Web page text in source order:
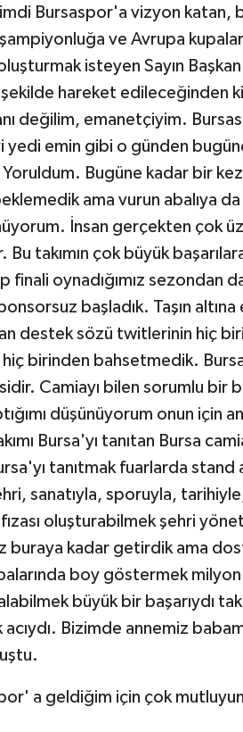
Bursaspor'a vizyon katan,
ve Avrupa
isteyen Sayın
hareket edileceğinden
değilim, emanetçiyim.
emin gibi o günden
Yoruldum. Bugüne kadar bir
ama vurun abalıya da
İnsan gerçekten çok
Bu takımın çok büyük
finali oynadığımız sezondan
başladık. Taşın
destek sözü twitlerinin hiç
hiç birinden bahsetmedik.
Camiayı bilen sorumlu bir
düşünüyorum onun için
Bursa'yı tanıtan Bursa
tanıtmak fuarlarda
sanatıyla, sporuyla,
oluşturabilmek şehri
buraya kadar getirdik ama
boy göstermek milyon
büyük bir başarıydı
Bizimde annemiz
a geldiğim için çok